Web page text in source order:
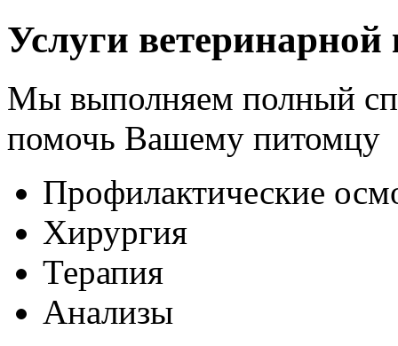
Услуги
Мы выполняем полный
помочь Вашему питомцу
Профилактические
Хирургия
Терапия
Анализы